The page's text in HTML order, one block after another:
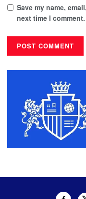
Save my name,
next time I comment.